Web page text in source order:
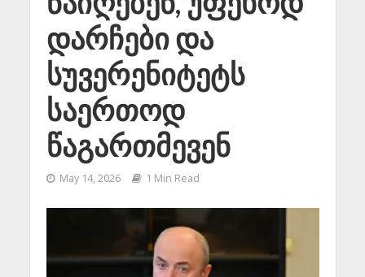
დარჩები და
სუვერენიტეტს
საერთოდ
წაგართმევენ
May 14, 2026 1 Min Read